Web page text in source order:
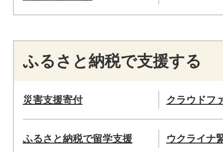
ふるさと納税で支援する
災害支援寄付 クラウドフ
ふるさと納税で留学支援 ウクライナ